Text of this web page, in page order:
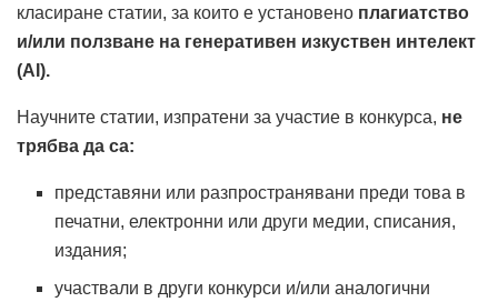
класиране статии, за които е установено плагиатство
и/или ползване на генеративен изкуствен интелект
(AI).
Научните статии, изпратени за участие в конкурса, не
трябва да са:
представяни или разпространявани преди това в
печатни, електронни или други медии, списания,
издания;
участвали в други конкурси и/или аналогични